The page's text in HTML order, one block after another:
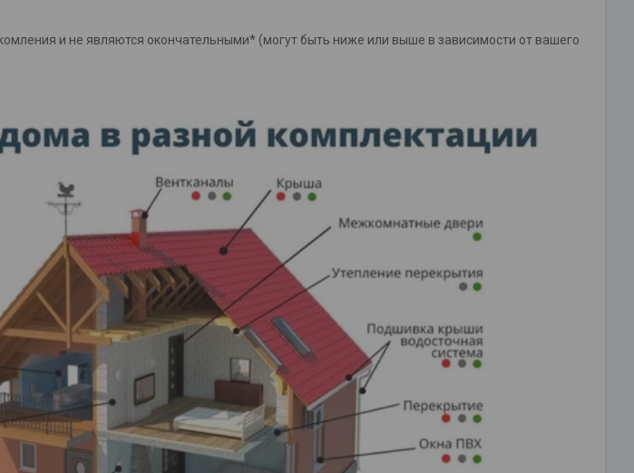
и не являются окончательными* (могут быть ниже или выше в зависимости от вашего